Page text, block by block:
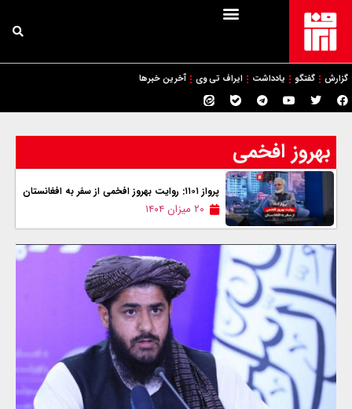
گزارش گفتگو یادداشت ایراف تی وی آخرین خبرها
بهروز افخمی
پرواز ۱۱۰۱: روایت بهروز افخمی از سفر به افغانستان
۲۰ میزان ۱۴۰۴